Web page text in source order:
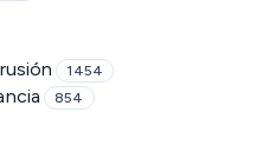
1454
854